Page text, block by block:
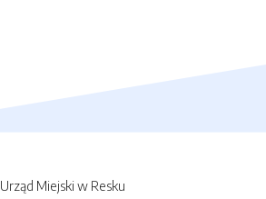
Urząd Miejski w Resku